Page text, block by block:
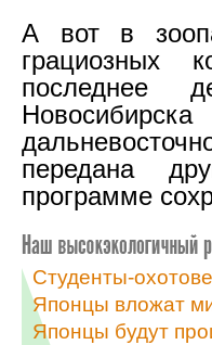
А вот в
грациозных
последнее
передана
программе
Студенты-
Японцы вложат
Японцы будут